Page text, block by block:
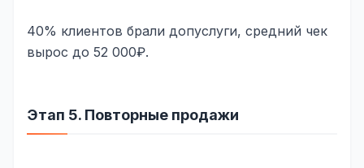
40% клиентов брали допуслуги, средний чек
вырос до 52 000₽.
Этап 5. Повторные продажи